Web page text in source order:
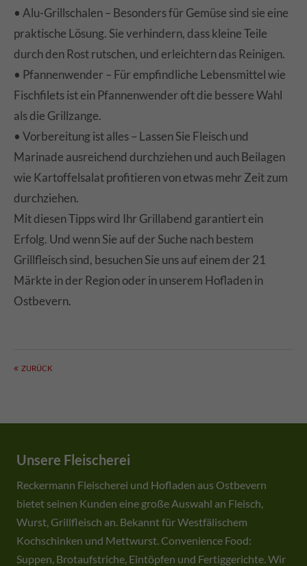
• Alu-Grillschalen – Besonders für Gemüse sind sie eine
praktische Lösung. Sie verhindern, dass kleine Teile
durch den Rost rutschen, und erleichtern das Reinigen.
• Pfannenwender – Für empfindliche Lebensmittel wie
Fischfilets ist ein Pfannenwender oft die bessere Wahl
als die Grillzange.
• Vorbereitung ist alles – Lassen Sie Fleisch und
Marinade ausreichend durchziehen und auch Beilagen
wie Kartoffelsalat profitieren von etwas mehr Zeit zum
durchziehen.
Mit diesen Tipps wird Ihr Grillabend garantiert ein
Erfolg. Und wenn Sie auf der Suche nach bestem
Grillfleisch sind, besuchen Sie uns auf einem der 21
Märkte in der Region oder in unserem Hofladen in
Ostbevern.
ZURÜCK
Unsere Fleischerei
Reckermann Fleischerei und Hofladen aus Ostbevern
bietet seinen Kunden eine große Auswahl an Fleisch,
Wurst, Grillfleisch an. Bekannt für Westfälischem
Kochschinken und Mettwurst. Convenience Food:
Suppen, Brotaufstriche, Eintöpfen und Fertiggerichte. Wir